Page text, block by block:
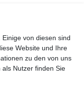
von diesen sind
Website und Ihre
zu den von uns
Nutzer finden Sie